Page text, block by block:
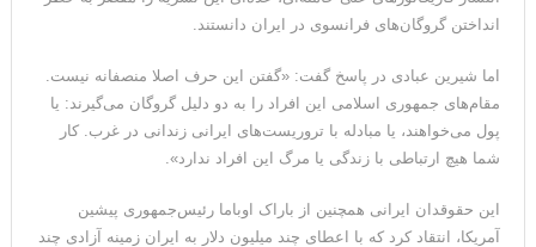
انداختن گروگان‌های فرانسوی در ایران دانستند.
اما شیرین عبادی در پاسخ گفت: «گفتن این حرف اصلا منصفانه نیست.
مقام‌های جمهوری اسلامی این افراد را به دو دلیل گروگان می‌گیرند: یا
پول می‌خواهند، یا مبادله با تروریست‌های ایرانی زندانی در غرب. کار
شما هیچ ارتباطی با زندگی یا مرگ این افراد ندارد».
این حقوقدان ایرانی همچنین از باراک اوباما رئیس‌جمهوری پیشین
آمریکا، انتقاد کرد که با اعطای چند میلیون دلار به ایران زمینه آزادی چند